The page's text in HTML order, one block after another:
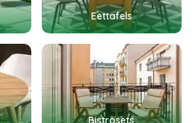
Eettafels
Bistrosets